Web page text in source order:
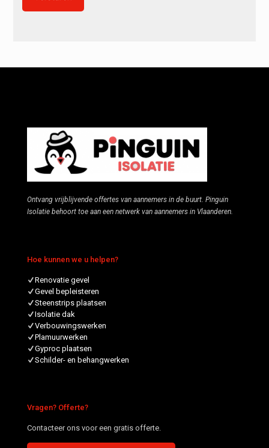
Ontvang vrijblijvende offertes van aannemers in de buurt. Pinguin
Isolatie behoort toe aan een netwerk van aannemers in Vlaanderen.
Hoe kunnen we u helpen?
Renovatie gevel
Gevel bepleisteren
Steenstrips plaatsen
Isolatie dak
Verbouwingswerken
Plamuurwerken
Gyproc plaatsen
Schilder- en behangwerken
Vragen? Offerte?
Contacteer ons voor een gratis offerte.